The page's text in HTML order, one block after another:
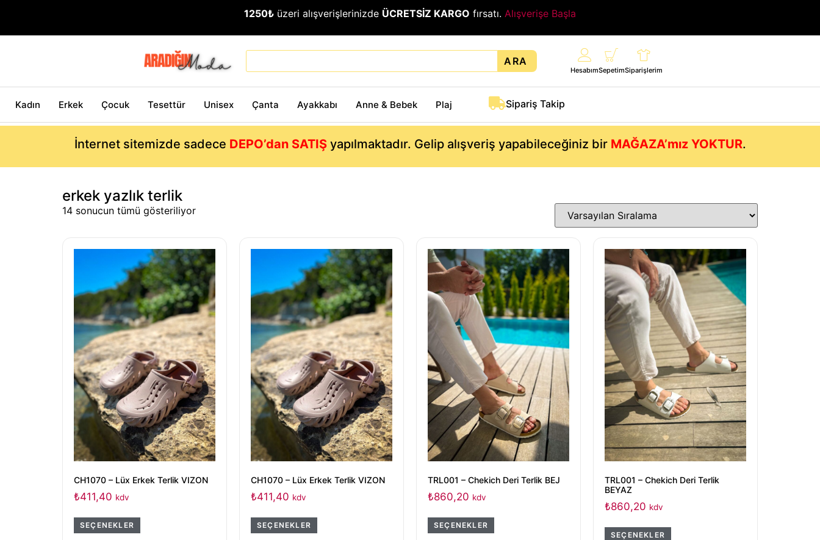
1250₺ üzeri alışverişlerinizde ÜCRETSİZ KARGO fırsatı. Alışverişe Başla
ARA
HesabımSepetimSiparişlerim
Kadın Erkek Çocuk Tesettür Unisex Çanta Ayakkabı Anne & Bebek Plaj Sipariş Takip
İnternet sitemizde sadece DEPO’dan SATIŞyapılmaktadır. Gelip alışveriş yapabileceğiniz bir MAĞAZA’mız YOKTUR.
erkek yazlık terlik
14 sonucun tümü gösteriliyor
CH1070 – Lüx Erkek Terlik VIZON
₺411,40 kdv
SEÇENEKLER
CH1070 – Lüx Erkek Terlik VIZON
₺411,40 kdv
SEÇENEKLER
TRL001 – Chekich Deri Terlik BEJ
₺860,20 kdv
SEÇENEKLER
TRL001 – Chekich Deri Terlik
BEYAZ
₺860,20 kdv
SEÇENEKLER